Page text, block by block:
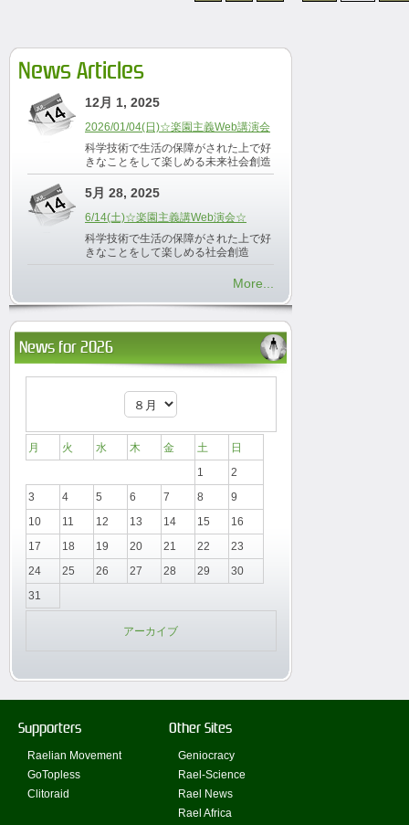
News Articles
12月 1, 2025
2026/01/04(日)☆楽園主義Web講演会
科学技術で生活の保障がされた上で好
きなことをして楽しめる未来社会創造
5月 28, 2025
6/14(土)☆楽園主義講Web演会☆
科学技術で生活の保障がされた上で好
きなことをして楽しめる社会創造
More...
News for 2026
月 火 水 木 金 土
日
1
2
3
4 5 6 7 8
9
10
11 12 13 14 15
16
17
18 19 20 21 22
23
24
25 26 27 28 29
30
31
アーカイブ
Supporters
Raelian Movement
GoTopless
Clitoraid
Other Sites
Geniocracy
Rael-Science
Rael News
Rael Africa